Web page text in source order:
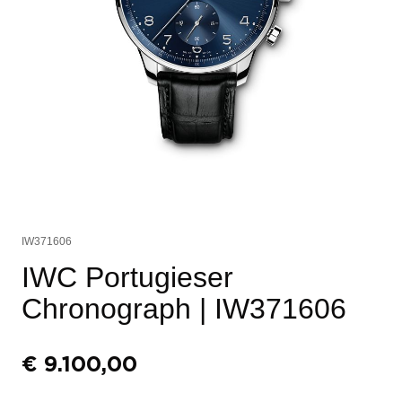
IW371606
IWC Portugieser
Chronograph | IW371606
€ 9.100,00